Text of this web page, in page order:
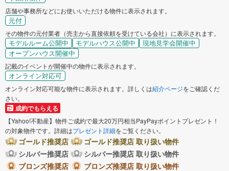
店舗や事務所などにお使いいただける物件に表示されます。
元付
その物件の元付業者（売主から直接依頼を受けている会社）に表示されます。
モデルルーム公開中 モデルハウス公開中
現地見学会開催中
オープンハウス開催中
記載のイベントが開催中の物件に表示されます。
オンライン対応可
オンライン対応可能な物件に表示されます。詳しくは紹介ページをご確認くだ
さい。
成約でもらえる
【Yahoo!不動産】物件ご成約で最大20万円相当PayPayポイントプレゼント！
の対象物件です。詳細はプレゼント詳細をご覧ください。
ゴールド推奨店
ゴールド推奨店 取り扱い物件
シルバー推奨店
シルバー推奨店 取り扱い物件
ブロンズ推奨店
ブロンズ推奨店 取り扱い物件